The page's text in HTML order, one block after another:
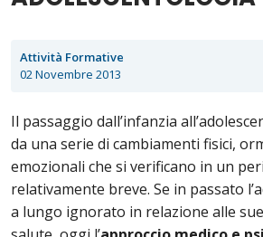
Attività Formative
02 Novembre 2013
Il passaggio dall’infanzia
da una serie di cambiamenti fisici,
emozionali che si verificano in un
relativamente breve. Se in passato
a lungo ignorato in relazione alle